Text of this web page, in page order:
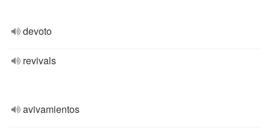
devoto
revivals
avivamientos